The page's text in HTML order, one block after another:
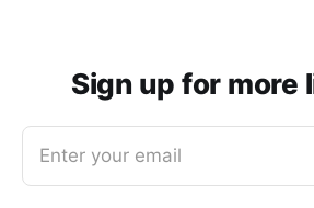
Sign up for more
Enter your email